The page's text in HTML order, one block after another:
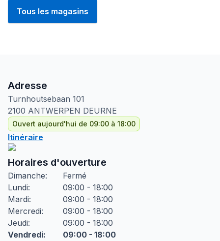
Tous les magasins
Adresse
Turnhoutsebaan 101
2100 ANTWERPEN DEURNE
Ouvert aujourd'hui de 09:00 à 18:00
Itinéraire
Horaires d'ouverture
Dimanche:
Fermé
Lundi:
09:00 - 18:00
Mardi:
09:00 - 18:00
Mercredi:
09:00 - 18:00
Jeudi:
09:00 - 18:00
Vendredi:
09:00 - 18:00